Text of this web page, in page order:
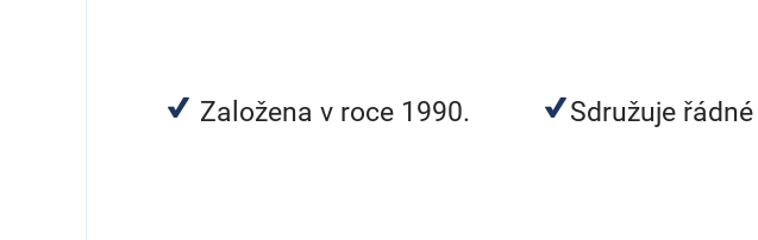
Založena v roce 1990. Sdružuje